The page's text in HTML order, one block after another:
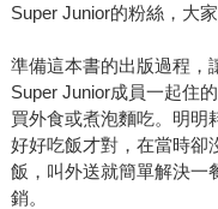
Super Junior的粉絲，大
準備這本書的出版過程，
Super Junior成員一起住
買外食或煮泡麵吃。明明
好好吃飯才對，在當時卻
飯，叫外送就簡單解決一
銷。